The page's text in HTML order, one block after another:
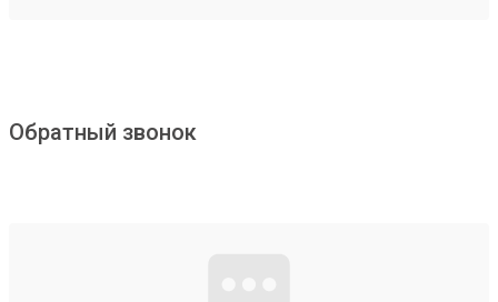
Обратный звонок